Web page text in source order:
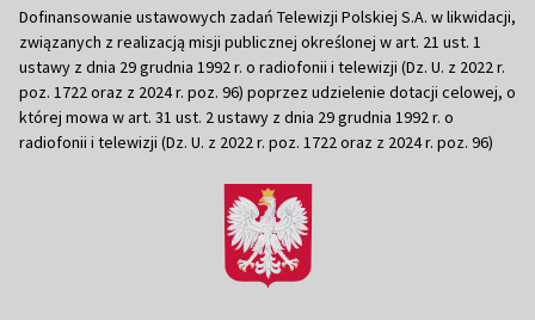
Dofinansowanie ustawowych zadań Telewizji Polskiej S.A. w likwidacji,
związanych z realizacją misji publicznej określonej w art. 21 ust. 1
ustawy z dnia 29 grudnia 1992 r. o radiofonii i telewizji (Dz. U. z 2022 r.
poz. 1722 oraz z 2024 r. poz. 96) poprzez udzielenie dotacji celowej, o
której mowa w art. 31 ust. 2 ustawy z dnia 29 grudnia 1992 r. o
radiofonii i telewizji (Dz. U. z 2022 r. poz. 1722 oraz z 2024 r. poz. 96)